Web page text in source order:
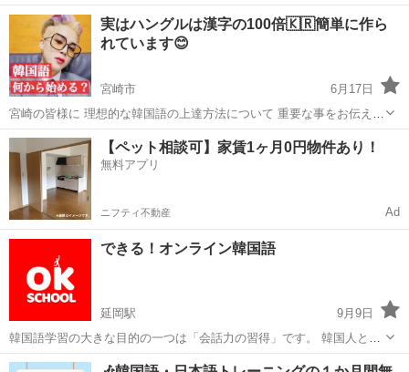
ドラマを見ました。 ② 来週の金曜日に、彼と一緒にソウルで美味しい
韓国料理を食べます。 今まで500人以上のレッスンをしましたが、1年
以上教室や...
宮崎 宮崎市 https
実はハングルは漢字の100倍🇰🇷簡単に作ら
れています😊
宮崎市
6月17日
宮崎の皆様に 理想的な韓国語の上達方法について 重要な事をお伝えさ
せて頂きます❗️ ️💦大手スクールでは 高額なレッスン料金請求 更には入
会金&月会費の負担 💦教室のグループレッスンでは 毎週のレッスン消
化ノルマ 上...
宮崎 宮崎市 韓国語 レッスン
【ペット相談可】家賃1ヶ月0円物件あり！
無料アプリ
ニフティ不動産 Ad
できる！オンライン韓国語
延岡駅
9月9日
韓国語学習の大きな目的の一つは「会話力の習得」です。 韓国人と自
由に話せるようになりたいと考えて学習を始めても、 実際には文法や
宮崎 宮崎市 延岡駅 韓国語